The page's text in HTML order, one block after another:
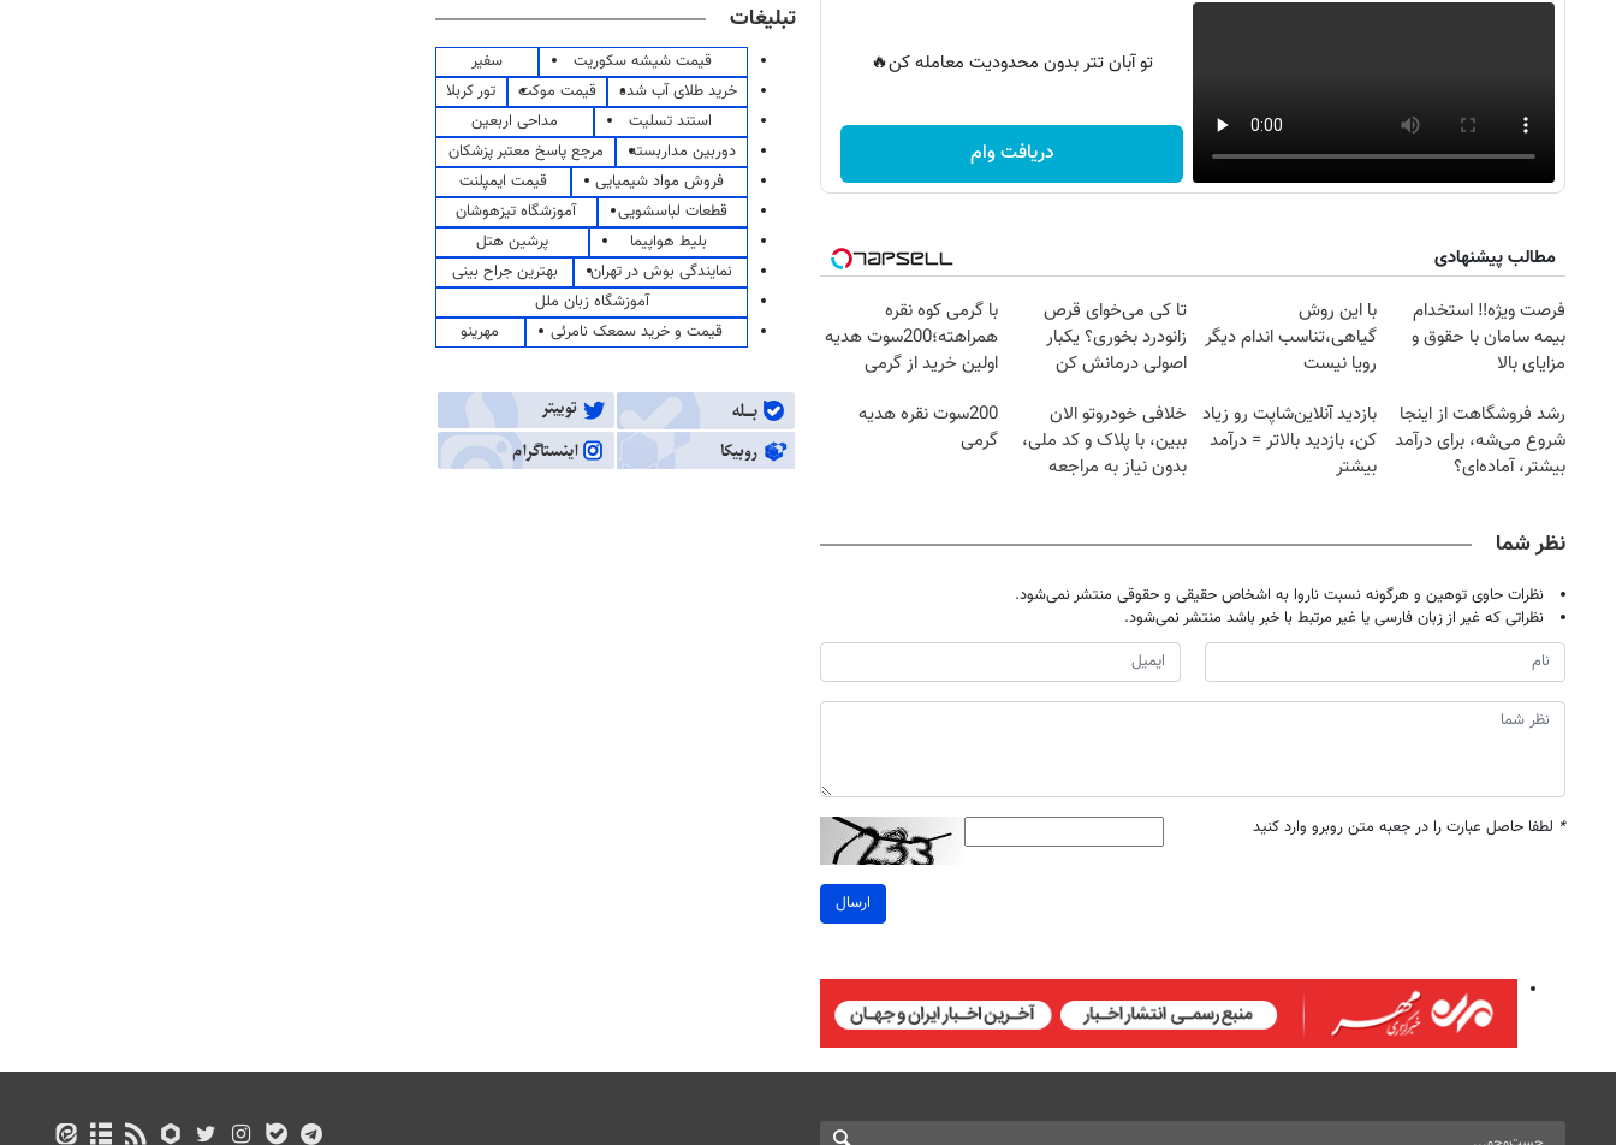
تو آبان تتر بدون محدودیت معامله کن🔥
دریافت وام
مطالب پیشنهادی
فرصت ویژه‼️ استخدام
بیمه سامان با حقوق و
مزایای بالا
با این روش
گیاهی،تناسب اندام دیگر
رویا نیست
تا کی می‌خوای قرص
زانودرد بخوری؟ یکبار
اصولی درمانش کن
با گرمی کوه نقره
همراهته؛200سوت هدیه
اولین خرید از گرمی
رشد فروشگاهت از اینجا
شروع می‌شه، برای درآمد
بیشتر، آماده‌ای؟
بازدید آنلاین‌شاپت رو زیاد
کن، بازدید بالاتر = درآمد
بیشتر
خلافی خودروتو الان
ببین، با پلاک و کد ملی،
بدون نیاز به مراجعه
200سوت نقره هدیه
گرمی
نظر شما
نظرات حاوی توهین و هرگونه نسبت ناروا به اشخاص حقیقی و حقوقی منتشر نمی‌شود.
نظراتی که غیر از زبان فارسی یا غیر مرتبط با خبر باشد منتشر نمی‌شود.
* لطفا حاصل عبارت را در جعبه متن روبرو وارد کنید
ارسال
تبلیغات
قیمت شیشه سکوریت
سفیر
خرید طلای آب شده
قیمت موکت
تور کربلا
استند تسلیت
مداحی اربعین
دوربین مداربسته
مرجع پاسخ معتبر پزشکان
فروش مواد شیمیایی
قیمت ایمپلنت
قطعات لباسشویی
آموزشگاه تیزهوشان
بلیط هواپیما
پرشین هتل
نمایندگی بوش در تهران
بهترین جراح بینی
آموزشگاه زبان ملل
قیمت و خرید سمعک نامرئی
مهرینو